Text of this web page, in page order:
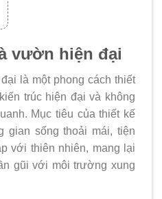
vườn hiện đại
là một phong cách thiết
trúc hiện đại và không
Mục tiêu của thiết kế
gian sống thoải mái, tiện
với thiên nhiên, mang lại
gũi với môi trường xung